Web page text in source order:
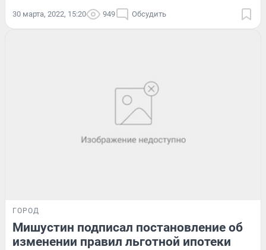
30 марта, 2022, 15:20 949 Обсудить
ГОРОД
Мишустин подписал постановление об
изменении правил льготной ипотеки